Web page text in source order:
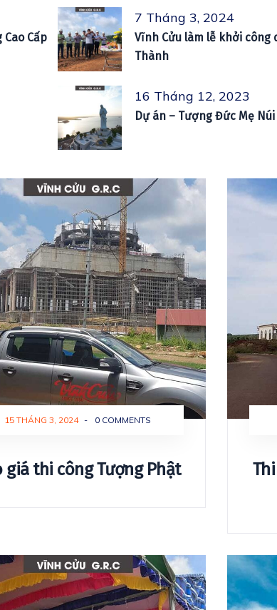
Cao Cấp
7 Tháng 3, 2024
Vĩnh Cửu làm lễ khởi công
Thành
16 Tháng 12, 2023
Dự án – Tượng Đức Mẹ
15 THÁNG 3, 2024 - 0 COMMENTS
giá thi công Tượng Phật